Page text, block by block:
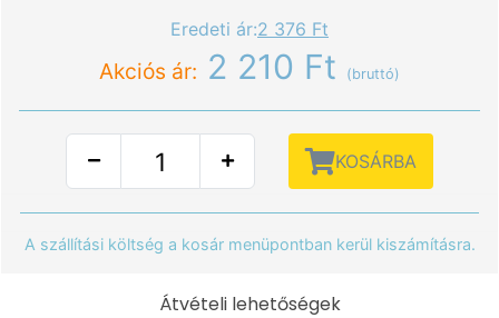
Eredeti ár:2 376 Ft
Akciós ár: 2 210 Ft (bruttó)
KOSÁRBA
A szállítási költség a kosár menüpontban kerül kiszámításra.
Átvételi lehetőségek